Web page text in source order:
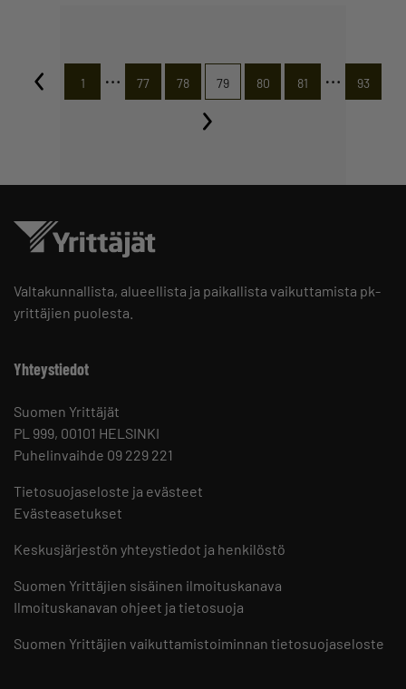
1 … 77 78 79 80 81 … 93
Valtakunnallista, alueellista ja paikallista vaikuttamista pk-
yrittäjien puolesta.
Yhteystiedot
Suomen Yrittäjät
PL 999, 00101 HELSINKI
Puhelinvaihde 09 229 221
Tietosuojaseloste ja evästeet
Evästeasetukset
Keskusjärjestön yhteystiedot ja henkilöstö
Suomen Yrittäjien sisäinen ilmoituskanava
Ilmoituskanavan ohjeet ja tietosuoja
Suomen Yrittäjien vaikuttamistoiminnan tietosuojaseloste